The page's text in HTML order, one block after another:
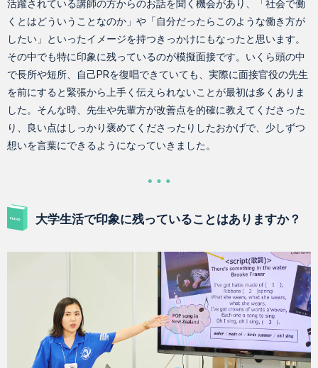
活躍されている講師の方からのお話を聞く機会があり、「社会で働
くとはどういうことなのか」や「自分だったらこのような働き方が
したい」といったイメージを持つきっかけにもなったと思います。
その中でも特に印象に残っているのが模擬面接です。いくら頭の中
で長所や短所、自己PRを復唱できていても、実際に面接官役の先生
を前にすると緊張から上手く伝えられないことが最初は多くありま
した。そんな時、先生や先輩方が改善点を的確に教えてくださった
り、良い点はしっかり褒めてくださったりしたおかげで、少しずつ
想いを言葉にできるようになっていきました。
大学生活で印象に残っていることはありますか？